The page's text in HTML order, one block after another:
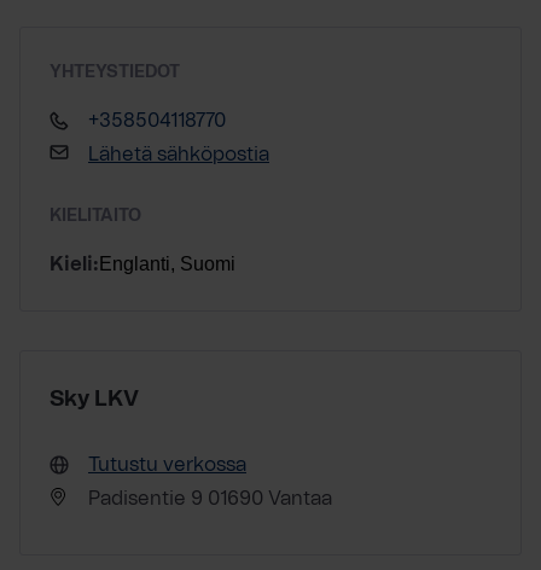
YHTEYSTIEDOT
+358504118770
Lähetä sähköpostia
KIELITAITO
Kieli: Englanti, Suomi
Sky LKV
Tutustu verkossa
Padisentie 9 01690 Vantaa